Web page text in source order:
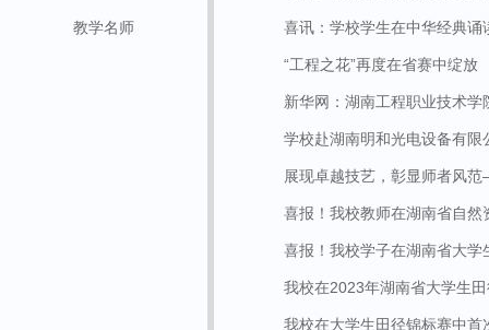
教学名师 喜讯：学校学生在中华经典诵
“工程之花”再度在省赛中绽放
新华网：湖南工程职业技术
学校赴湖南明和光电设备有限
展现卓越技艺，彰显师者风
喜报！我校教师在湖南省自然
喜报！我校学子在湖南省大学
我校在2023年湖南省大学生
我校在大学生田径锦标赛中首